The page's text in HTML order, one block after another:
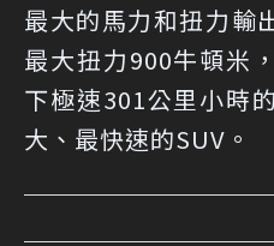
最大的馬力和扭力輸
最大扭力900牛頓米
下極速301公里小時
大、最快速的SUV。